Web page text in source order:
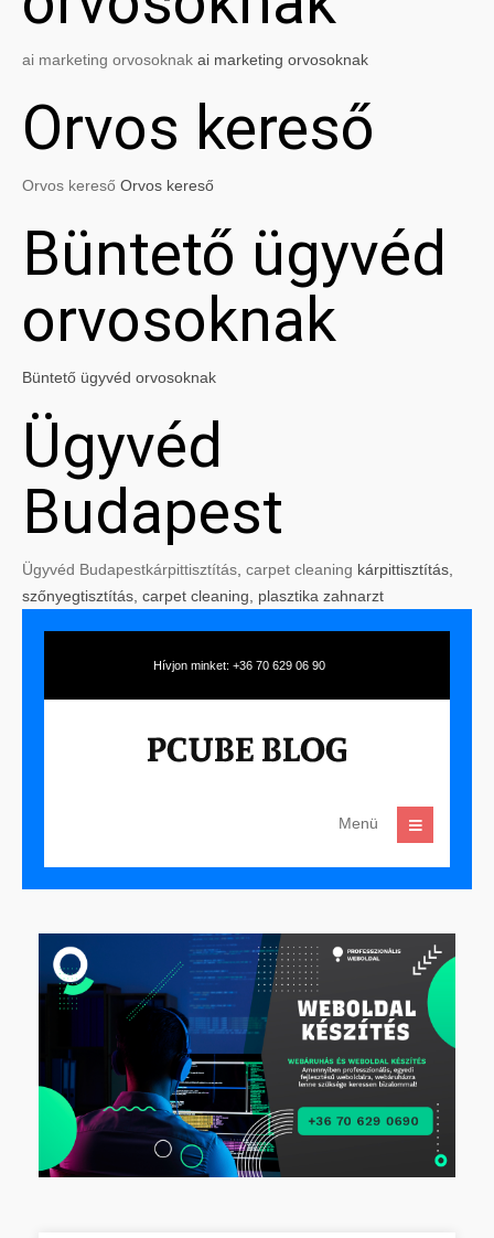
ai marketing orvosoknak ai marketing orvosoknak
Orvos kereső
Orvos kereső Orvos kereső
Büntető ügyvéd
orvosoknak
Büntető ügyvéd orvosoknak
Ügyvéd
Budapest
Ügyvéd Budapestkárpittisztítás carpet cleaning kárpittisztítás,
szőnyegtisztítás, carpet cleaning, plasztika zahnarzt
Hívjon minket: +36 70 629 06 90
Menü